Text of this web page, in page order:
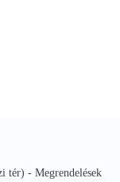
tér) - Megrendelések